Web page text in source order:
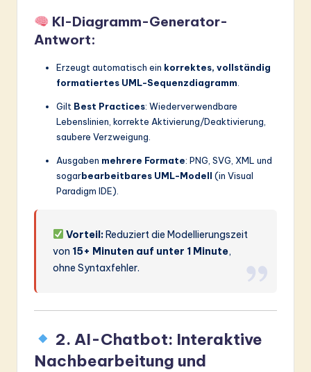
KI-Diagramm-Generator-
Antwort:
Erzeugt automatisch ein korrektes, vollständig
formatiertes UML-Sequenzdiagramm
Gilt Best Practices: Wiederverwendbare
Lebenslinien, korrekte Aktivierung/Deaktivierung,
saubere Verzweigung.
Ausgaben mehrere Formate: PNG, SVG, XML und
sogarbearbeitbares UML-Modell (in Visual
Paradigm IDE).
Vorteil:Reduziert die Modellierungszeit
von 15+ Minuten auf unter 1 Minute,
ohne Syntaxfehler.
2. AI-Chatbot: Interaktive
Nachbearbeitung und